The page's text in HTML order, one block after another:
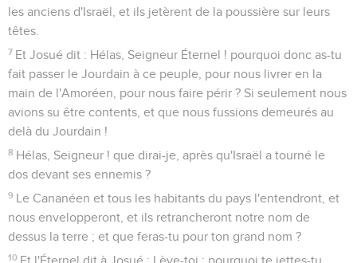
les anciens d'Israël, et ils jetèrent de la poussière sur leurs
têtes.
7 Et Josué dit : Hélas, Seigneur Éternel ! pourquoi donc as-tu
fait passer le Jourdain à ce peuple, pour nous livrer en la
main de l'Amoréen, pour nous faire périr ? Si seulement nous
avions su être contents, et que nous fussions demeurés au
delà du Jourdain !
8 Hélas, Seigneur ! que dirai-je, après qu'Israël a tourné le
dos devant ses ennemis ?
9 Le Cananéen et tous les habitants du pays l'entendront, et
nous envelopperont, et ils retrancheront notre nom de
dessus la terre ; et que feras-tu pour ton grand nom ?
10 Et l'Éternel dit à Josué : Lève-toi ; pourquoi te jettes-tu